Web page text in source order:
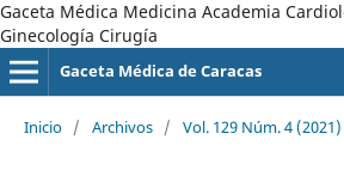
Gaceta Médica Medicina Academia
Ginecología Cirugía
Gaceta Médica de Caracas
Inicio / Archivos / Vol. 129 Núm. 4 (2021)